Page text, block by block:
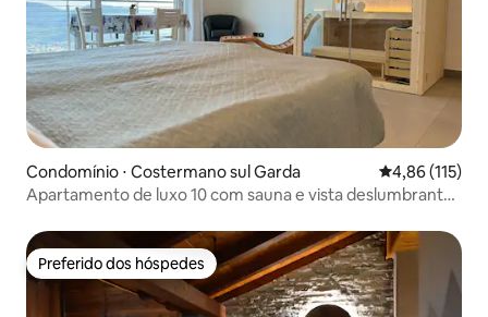
Condomínio ⋅ Costermano sul Garda 4,86 de uma
4,86 (115)
Apartamento de luxo 10 com sauna e vista deslumbrante
Preferido dos hóspedes
Preferido dos hóspedes